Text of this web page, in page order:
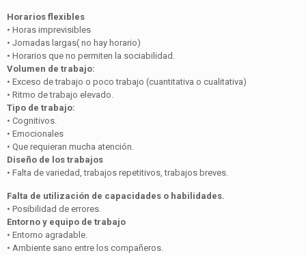
Horarios flexibles
• Horas imprevisibles
• Jornadas largas( no hay horario)
• Horarios que no permiten la sociabilidad.
Volumen de trabajo:
• Exceso de trabajo o poco trabajo (cuantitativa o cualitativa)
• Ritmo de trabajo elevado.
Tipo de trabajo:
• Cognitivos.
• Emocionales
• Que requieran mucha atención.
Diseño de los trabajos
• Falta de variedad, trabajos repetitivos, trabajos breves.
Falta de utilización de capacidades o habilidades.
• Posibilidad de errores.
Entorno y equipo de trabajo
• Entorno agradable.
• Ambiente sano entre los compañeros.